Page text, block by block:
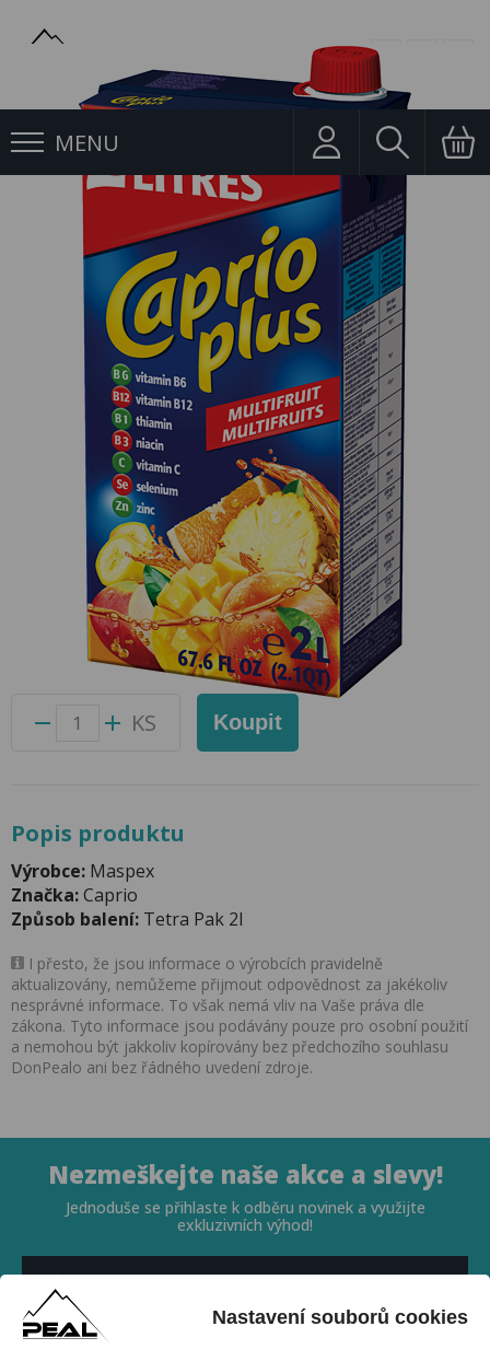
MENU
Caprio 2l Multivitamin
Caprio 2l Multivitamin
Přidat do oblíbených produktů
Foto produktu se může od skutečnosti mírně lišit.
6 ks
Kód produktu:46038100
KS Koupit
Popis produktu
Výrobce: Maspex
Značka:Caprio
Způsob balení: Tetra Pak 2l
I přesto, že jsou informace o výrobcích pravidelně
aktualizovány, nemůžeme přijmout odpovědnost za jakékoliv
nesprávné informace. To však nemá vliv na Vaše práva dle
zákona. Tyto informace jsou podávány pouze pro osobní použití
a nemohou být jakkoliv kopírovány bez předchozího souhlasu
DonPealo ani bez řádného uvedení zdroje.
Nezmeškejte naše akce a slevy!
Jednoduše se přihlaste k odběru novinek a využijte
exkluzivních výhod!
Nastavení souborů cookies